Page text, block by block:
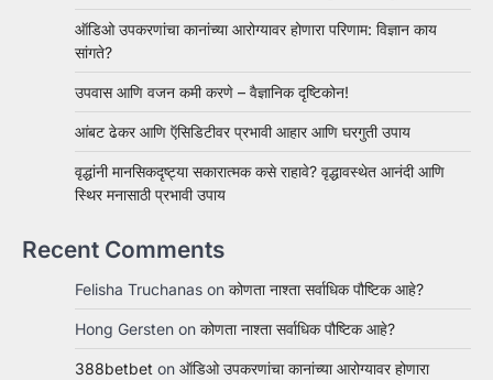
ऑडिओ उपकरणांचा कानांच्या आरोग्यावर होणारा परिणाम: विज्ञान काय
सांगते?
उपवास आणि वजन कमी करणे – वैज्ञानिक दृष्टिकोन!
आंबट ढेकर आणि ऍसिडिटीवर प्रभावी आहार आणि घरगुती उपाय
वृद्धांनी मानसिकदृष्ट्या सकारात्मक कसे राहावे? वृद्धावस्थेत आनंदी आणि
स्थिर मनासाठी प्रभावी उपाय
Recent Comments
Felisha Truchanas on कोणता नाश्ता सर्वाधिक पौष्टिक आहे?
Hong Gersten on कोणता नाश्ता सर्वाधिक पौष्टिक आहे?
388betbet on ऑडिओ उपकरणांचा कानांच्या आरोग्यावर होणारा